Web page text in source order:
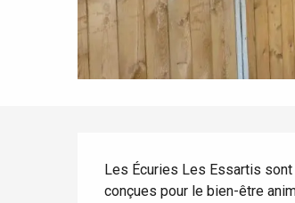
Description
Les Écuries Les Essartis
conçues pour le bien-être